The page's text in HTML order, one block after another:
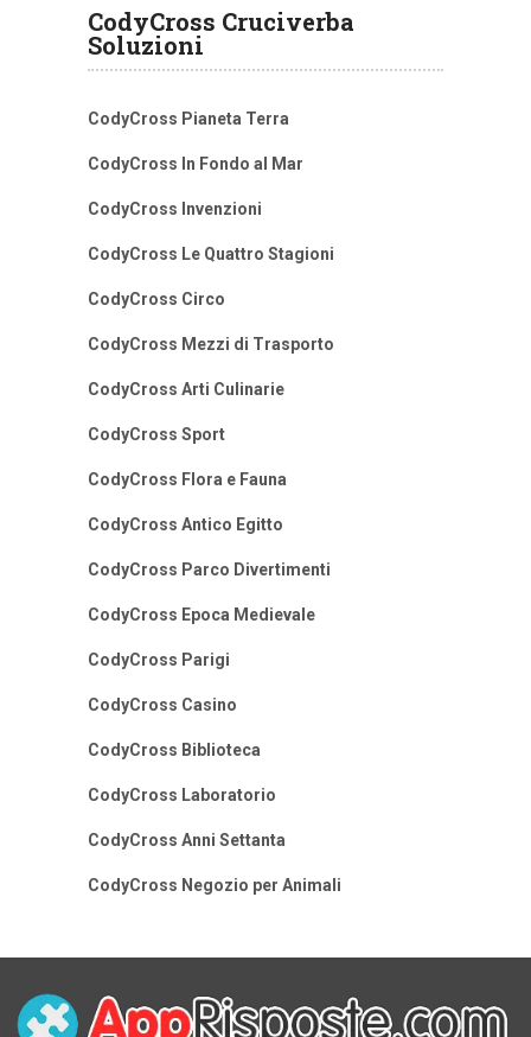
CodyCross Cruciverba
Soluzioni
CodyCross Pianeta Terra
CodyCross In Fondo al Mar
CodyCross Invenzioni
CodyCross Le Quattro Stagioni
CodyCross Circo
CodyCross Mezzi di Trasporto
CodyCross Arti Culinarie
CodyCross Sport
CodyCross Flora e Fauna
CodyCross Antico Egitto
CodyCross Parco Divertimenti
CodyCross Epoca Medievale
CodyCross Parigi
CodyCross Casino
CodyCross Biblioteca
CodyCross Laboratorio
CodyCross Anni Settanta
CodyCross Negozio per Animali